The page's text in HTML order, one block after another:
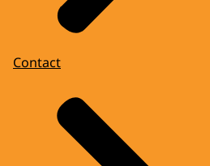
Contact